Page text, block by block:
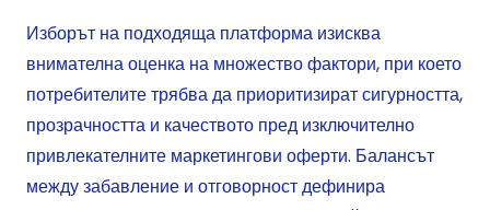
Изборът на подходяща платформа изисква
внимателна оценка на множество фактори, при което
потребителите трябва да приоритизират сигурността,
прозрачността и качеството пред изключително
привлекателните маркетингови оферти. Балансът
между забавление и отговорност дефинира